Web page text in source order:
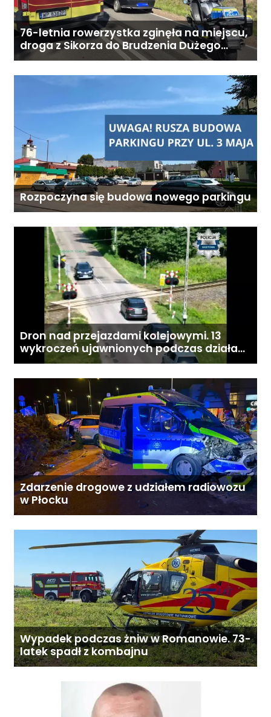
76-letnia rowerzystka zginęła na miejscu,
droga z Sikorza do Brudzenia Dużego
zablokowana
Rozpoczyna się budowa nowego parkingu
Dron nad przejazdami kolejowymi. 13
wykroczeń ujawnionych podczas działań
„Bezpieczny przejazd kolejowy”
Zdarzenie drogowe z udziałem radiowozu
w Płocku
Wypadek podczas żniw w Romanowie. 73-
latek spadł z kombajnu